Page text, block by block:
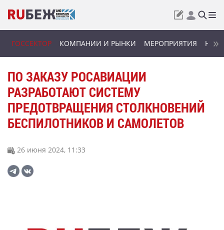
ГОССЕКТОР КОМПАНИИ И РЫНКИ МЕРОПРИЯТИЯ
ПО ЗАКАЗУ РОСАВИАЦИИ
РАЗРАБОТАЮТ СИСТЕМУ
ПРЕДОТВРАЩЕНИЯ СТОЛКНОВЕНИЙ
БЕСПИЛОТНИКОВ И САМОЛЕТОВ
26 июня 2024, 11:33